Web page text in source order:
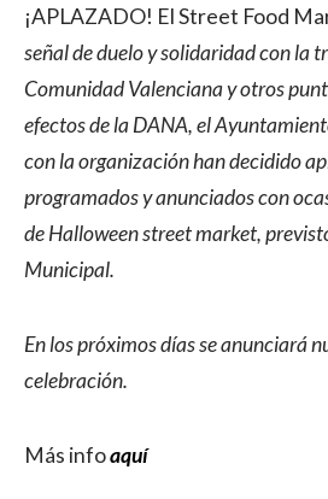
¡APLAZADO! El Street Food
señal de duelo y solidaridad con la
Comunidad Valenciana y otros
efectos de la DANA, el
con la organización han decidido
programados y anunciados con
de Halloween street market,
Municipal.
En los próximos días se anunciará
celebración.
Más infoaquí